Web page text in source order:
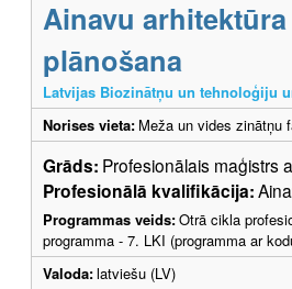
Ainavu
plānošana
Latvijas Biozinātņu un tehnoloģiju
Norises vieta: Meža un vides zinātņu
Grāds: Profesionālais maģistrs
Profesionālā kvalifikācija:
Programmas veids:Otrā cikla
programma - 7. LKI (programma ar
Valoda:latviešu (LV)